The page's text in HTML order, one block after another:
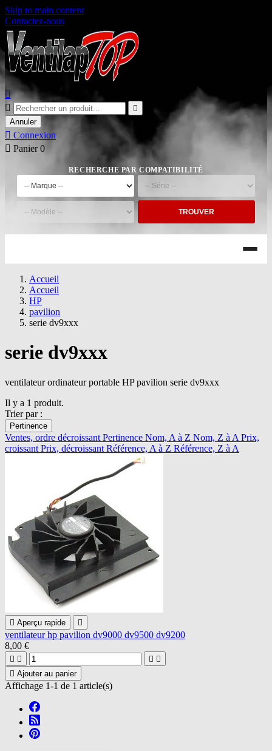
Skip to main content
Contactez-nous



Annuler
 Connexion
 Panier 0
RECHERCHE PAR COMPATIBILITÉ
TROUVER
Accueil
Accueil
HP
pavilion
serie dv9xxx
serie dv9xxx
ventilateur ordinateur portable HP pavilion serie dv9xxx
Il y a 1 produit.
Trier par :
Pertinence
Ventes, ordre décroissant Pertinence Nom, A à Z Nom, Z à A Prix,
croissant Prix, décroissant Référence, A à Z Référence, Z à A
 Aperçu rapide 
ventilateur hp pavilion dv9000 dv9500 dv9200
8,00 €
   
 Ajouter au panier
Affichage 1-1 de 1 article(s)